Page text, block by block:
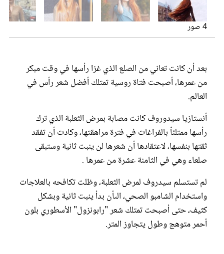
انستازيا واطول شعر ذهبي
طول شعرها يتجاوز المتر
ضفائرها الحريرية اللماعة
4 صور
بعد أن كانت تعاني من الصلع الذي غزا رأسها في وقت مبكر
من عمرها، أصبحت فتاة روسية تمتلك أفضل شعر رأس في
العالم.
أنستازيا سيدوروف كانت مصابة بمرض الثعلبة الذي ترك
رأسها ممتلئاً بالفراغات في فترة مراهقتها، وكادت أن تفقد
ثقتها بنفسها، لاعتقادها أن شعرها لن ينبت ثانية وستبقى
صلعاء وهي في الثامنة عشرة من عمرها .
لم تستسلم سيدروف لمرض الثعلبة، وظلت تكافحه بالعلاجات
واستخدام الشامبو الصحي، الىأن بدأ ينبت ثانية وبشكل
كثيف، حتى أصبحت تمتلك شعر "رابونزول" الأسطوري بلون
أحمر متوهج وطول يتجاوز المتر.
مجلة سيدتي